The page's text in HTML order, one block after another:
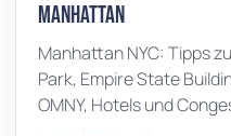
Manhattan
Manhattan NYC: Tipps
Park, Empire State
OMNY, Hotels und